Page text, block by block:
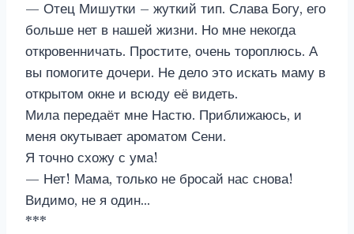
— Отец Мишутки – жуткий тип. Слава Богу, его
больше нет в нашей жизни. Но мне некогда
откровенничать. Простите, очень тороплюсь. А
вы помогите дочери. Не дело это искать маму в
открытом окне и всюду её видеть.
Мила передаёт мне Настю. Приближаюсь, и
меня окутывает ароматом Сени.
Я точно схожу с ума!
— Нет! Мама, только не бросай нас снова!
Видимо, не я один…
***